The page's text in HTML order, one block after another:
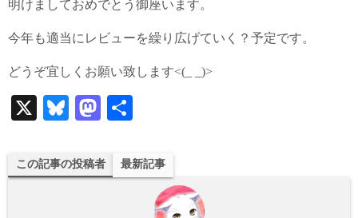
明けましておめでとう御座います。
今年も適当にレビューを繰り広げていく？予定です。
どうぞ宜しくお願い致します<(_ _)>
X
Bl
sk
y
M
to
do
この記事の投稿者 最新記事